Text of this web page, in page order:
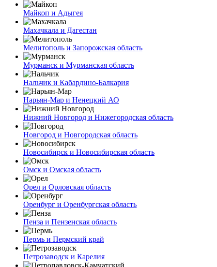
Майкоп и Адыгея
Махачкала и Дагестан
Мелитополь и Запорожская область
Мурманск и Мурманская область
Нальчик и Кабардино-Балкария
Нарьян-Мар и Ненецкий АО
Нижний Новгород и Нижегородская область
Новгород и Новгородская область
Новосибирск и Новосибирская область
Омск и Омская область
Орел и Орловская область
Оренбург и Оренбургская область
Пенза и Пензенская область
Пермь и Пермский край
Петрозаводск и Карелия